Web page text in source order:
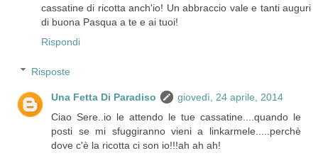
cassatine di ricotta anch'io! Un abbraccio vale e tanti auguri
di buona Pasqua a te e ai tuoi!
Rispondi
Risposte
Una Fetta Di Paradiso
giovedì, 24 aprile, 2014
Ciao Sere..io le attendo le tue cassatine....quando le
posti se mi sfuggiranno vieni a linkarmele.....perchè
dove c'è la ricotta ci son io!!!ah ah ah!